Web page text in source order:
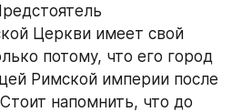
Церкви имеет свой
потому, что его город
Римской империи после
напомнить, что до